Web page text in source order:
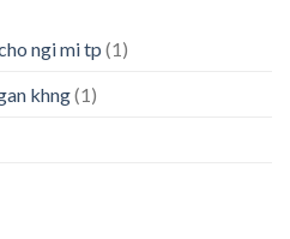
ngi mi tp (1)
khng(1)